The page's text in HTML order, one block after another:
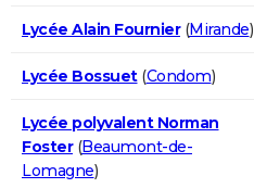
Lycée Alain Fournier(Mirande)
Lycée Bossuet(Condom)
Lycée polyvalent Norman
Foster(Beaumont-de-
Lomagne)